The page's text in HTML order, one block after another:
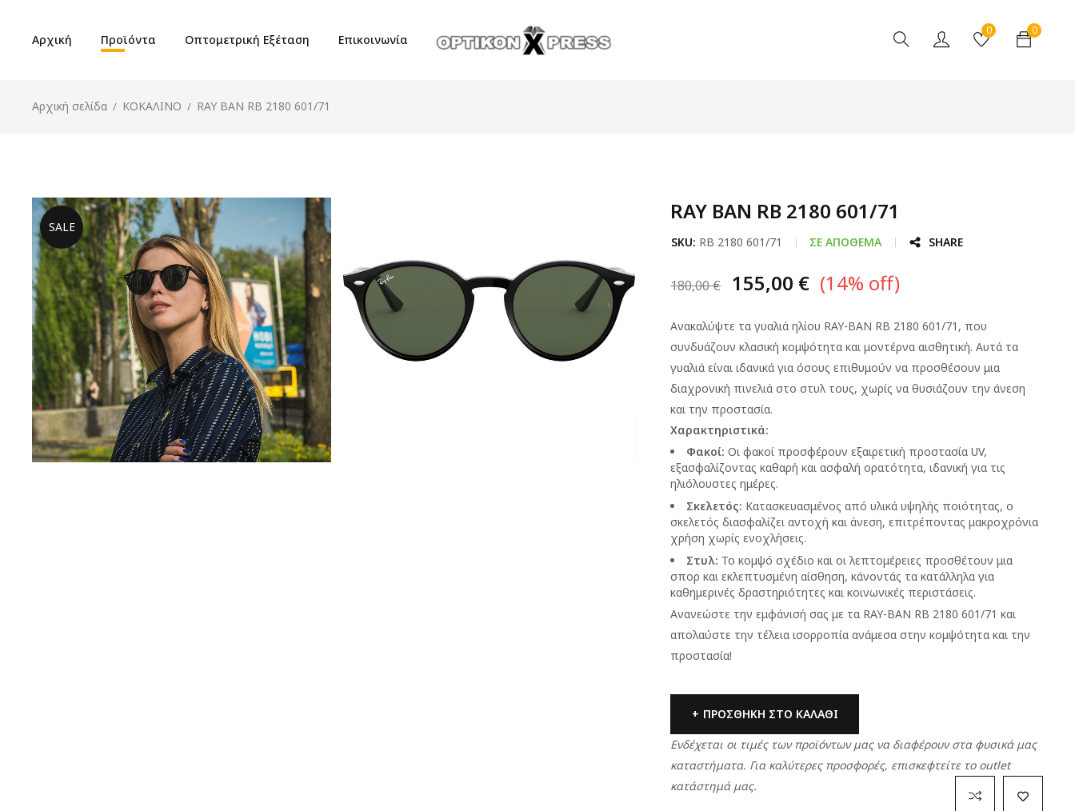
Αρχική Προϊόντα Οπτομετρική Εξέταση Επικοινωνία
0
0
Αρχική σελίδα / ΚΟΚΑΛΙΝΟ / RAY BAN RB 2180 601/71
SALE
RAY BAN RB 2180 601/71
SKU: RB 2180 601/71 ΣΕ ΑΠΌΘΕΜΑ SHARE
180,00€ 155,00 € (14% off)
Ανακαλύψτε τα γυαλιά ηλίου RAY-BAN RB 2180 601/71, που
συνδυάζουν κλασική κομψότητα και μοντέρνα αισθητική. Αυτά τα
γυαλιά είναι ιδανικά για όσους επιθυμούν να προσθέσουν μια
διαχρονική πινελιά στο στυλ τους, χωρίς να θυσιάζουν την άνεση
και την προστασία.
Χαρακτηριστικά:
Φακοί: Οι φακοί προσφέρουν εξαιρετική προστασία UV,
εξασφαλίζοντας καθαρή και ασφαλή ορατότητα, ιδανική για τις
ηλιόλουστες ημέρες.
Σκελετός: Κατασκευασμένος από υλικά υψηλής ποιότητας, ο
σκελετός διασφαλίζει αντοχή και άνεση, επιτρέποντας μακροχρόνια
χρήση χωρίς ενοχλήσεις.
Στυλ: Το κομψό σχέδιο και οι λεπτομέρειες προσθέτουν μια
σπορ και εκλεπτυσμένη αίσθηση, κάνοντάς τα κατάλληλα για
καθημερινές δραστηριότητες και κοινωνικές περιστάσεις.
Ανανεώστε την εμφάνισή σας με τα RAY-BAN RB 2180 601/71 και
απολαύστε την τέλεια ισορροπία ανάμεσα στην κομψότητα και την
προστασία!
ΠΡΟΣΘΉΚΗ ΣΤΟ ΚΑΛΆΘΙ
Ενδέχεται οι τιμές των προϊόντων μας να διαφέρουν στα φυσικά μας
καταστήματα. Για καλύτερες προσφορές, επισκεφτείτε το outlet
κατάστημά μας.